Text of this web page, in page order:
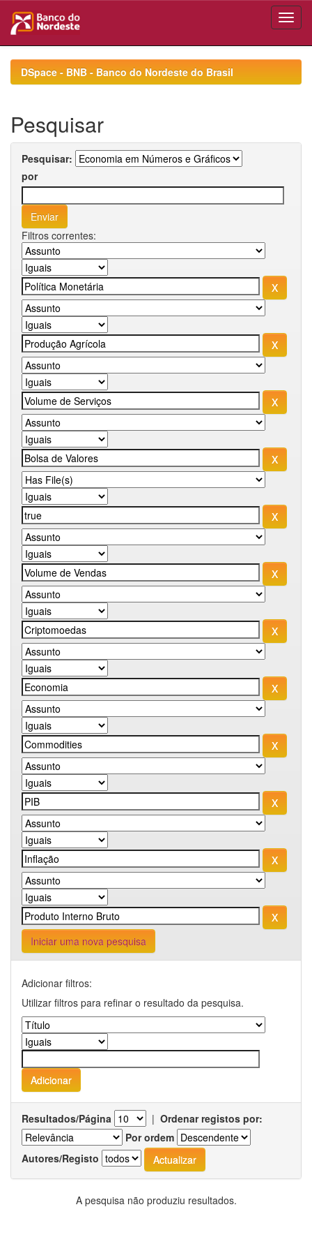
navigationDSpace - BNB - Banco do Nordeste do Brasil
Pesquisar
Pesquisar:
por
Filtros correntes:
Iniciar uma nova pesquisa
Adicionar filtros:
Utilizar filtros para refinar o resultado da pesquisa.
Resultados/Página | Ordenar registos por:
Por ordem
Autores/Registo
A pesquisa não produziu resultados.